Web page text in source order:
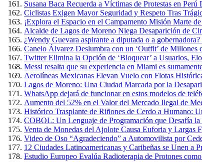
Susana Baca Recuerda a Víctimas de Protestas en
Ciclistas Exigen Mayor Seguridad y Respeto Tras
¡Explora el Espacio en el Campamento Misión Marte
Alcalde de Lagos de Moreno Niega Desaparición de
¿Wendy Guevara aspirante a diputada o a
Canelo Álvarez Deslumbra con un ‘Outfit’ de Millones
Twitter Elimina la Opción de ‘Bloquear’ a Usuarios,
Messi resalta que su experiencia en Miami es
Aerolíneas Mexicanas Elevan Vuelo con Flotas
Lagos de Moreno: Una Ciudad Marcada por la
WhatsApp dejará de funcionar en estos modelos de
Aumento del 52% en el Valor del Mercado Ilegal de
Histórico Trasplante de Riñones de Cerdo a Humano:
COBOL: Un Lenguaje de Programación que Desafía la
Venta de Monedas del Ajolote Causa Euforia y Largas
Video de Oso “Agradeciendo” a Automovilista por
12 Ciudades Latinoamericanas y Caribeñas se Unen a
Estudio Europeo Evalúa Radioterapia de Protones